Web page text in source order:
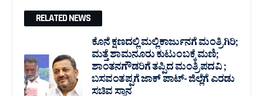
RELATED NEWS
ಕೊನೆ ಕ್ಷಣದಲ್ಲಿ ಮಲ್ಲಿಕಾರ್ಜುನಗೆ ಮಂತ್ರಿಗಿರಿ;
ಮತ್ತೆ ಶಾಮನೂರು ಕುಟುಂಬಕ್ಕೆ ಮಣಿ;
ಶಾಂತನಗೌಡರಿಗೆ ತಪ್ಪಿದ ಮಂತ್ರಿ ಪದವಿ ;
ಬಸವಂತಪ್ಪಗೆ ಜಾಕ್ ಪಾಟ್- ಜಿಲ್ಲೆಗೆ ಎರಡು